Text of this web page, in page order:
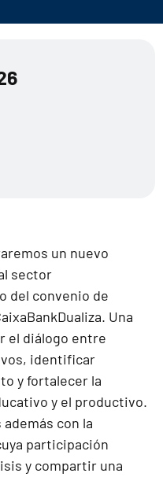
un nuevo
sector
del convenio de
Una
el diálogo entre
identificar
y fortalecer la
y el productivo.
con la
participación
y compartir una